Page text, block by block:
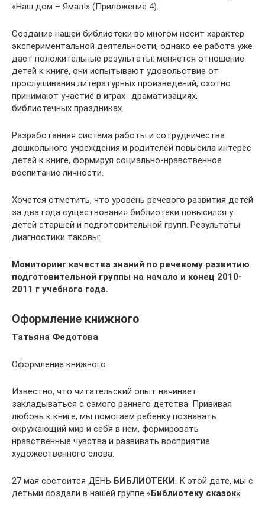
«Наш дом – Ямал!» (Приложение 4).
Создание нашей библиотеки во многом носит характер
экспериментальной деятельности, однако ее работа уже
дает положительные результаты: меняется отношение
детей к книге, они испытывают удовольствие от
прослушивания литературных произведений, охотно
принимают участие в играх- драматизациях,
библиотечных праздниках.
Разработанная система работы и сотрудничества
дошкольного учреждения и родителей повысила интерес
детей к книге, формируя социально-нравственное
воспитание личности.
Хочется отметить, что уровень речевого развития детей
за два года существования библиотеки повысился у
детей старшей и подготовительной групп. Результаты
диагностики таковы:
Мониторинг качества знаний по речевому развитию
подготовительной группы на начало и конец 2010-
2011 г учебного года.
Оформление книжного
Татьяна Федотова
Оформление книжного
Известно, что читательский опыт начинает
закладываться с самого раннего детства. Прививая
любовь к книге, мы помогаем ребенку познавать
окружающий мир и себя в нем, формировать
нравственные чувства и развивать восприятие
художественного слова.
27 мая состоится ДЕНЬ БИБЛИОТЕКИ . К этой дате, мы с
детьми создали в нашей группе «Библиотеку сказок«.